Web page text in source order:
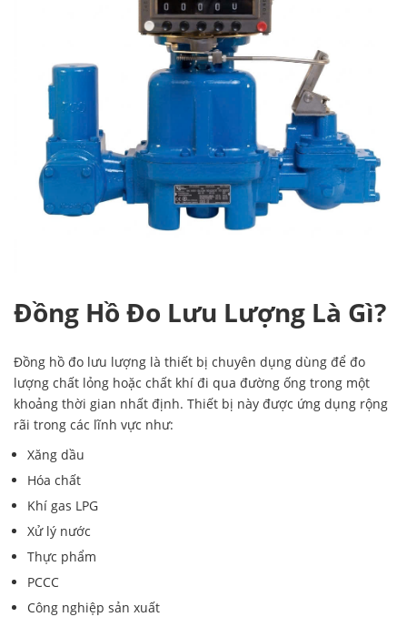
Đồng Hồ Đo Lưu Lượng Là Gì?
Đồng hồ đo lưu lượng là thiết bị chuyên dụng dùng để đo
lượng chất lỏng hoặc chất khí đi qua đường ống trong một
khoảng thời gian nhất định. Thiết bị này được ứng dụng rộng
rãi trong các lĩnh vực như:
Xăng dầu
Hóa chất
Khí gas LPG
Xử lý nước
Thực phẩm
PCCC
Công nghiệp sản xuất